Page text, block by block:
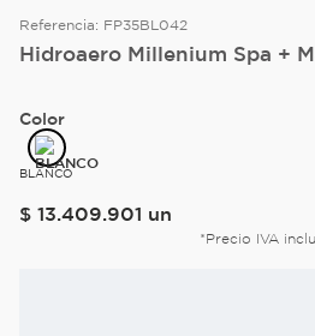
Referencia: FP35BL042
Hidroaero Millenium Spa +
Color
BLANCO
$ 13.409.901 un
*Precio IVA